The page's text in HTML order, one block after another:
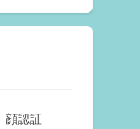
顔認証